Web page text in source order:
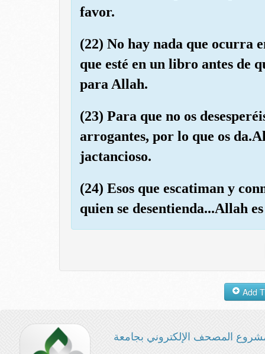
favor.
(22) No hay nada que ocurra
que esté en un libro antes de
para Allah.
(23) Para que no os
arrogantes, por lo que os
jactancioso.
(24) Esos que escatiman y
quien se desentienda...Allah
المصحف الإلكتروني بجامعة